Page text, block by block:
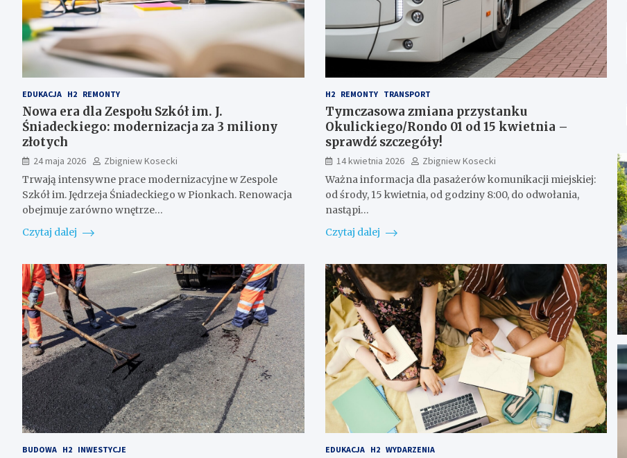
EDUKACJA H2 REMONTY
Nowa era dla Zespołu Szkół im. J.
Śniadeckiego: modernizacja za 3 miliony
złotych
24 maja 2026
Zbigniew Kosecki
Trwają intensywne prace modernizacyjne w Zespole
Szkół im. Jędrzeja Śniadeckiego w Pionkach. Renowacja
obejmuje zarówno wnętrze…
Czytaj dalej
H2 REMONTY TRANSPORT
Tymczasowa zmiana przystanku
Okulickiego/Rondo 01 od 15 kwietnia –
sprawdź szczegóły!
14 kwietnia 2026
Zbigniew Kosecki
Ważna informacja dla pasażerów komunikacji miejskiej:
od środy, 15 kwietnia, od godziny 8:00, do odwołania,
nastąpi…
Czytaj dalej
BUDOWA H2 INWESTYCJE EDUKACJA H2 WYDARZENIA